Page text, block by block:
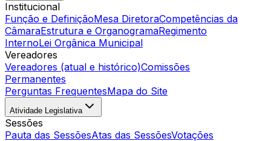
Institucional
Função e DefiniçãoMesa DiretoraCompetências da
CâmaraEstrutura e OrganogramaRegimento
InternoLei Orgânica Municipal
Vereadores
Vereadores (atual e histórico)Comissões
Permanentes
Perguntas FrequentesMapa do Site
Atividade Legislativa
Sessões
Pauta das SessõesAtas das SessõesVotações